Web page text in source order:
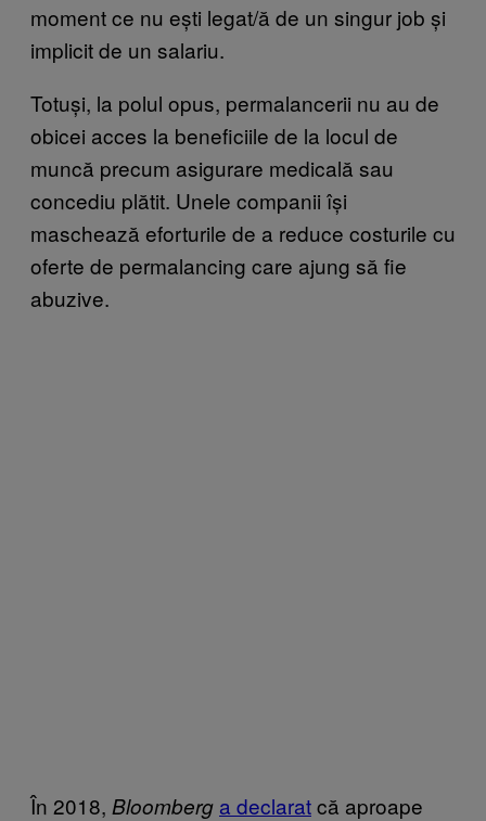
moment ce nu ești legat/ă de un singur job și
implicit de un salariu.
Totuși, la polul opus, permalancerii nu au de
obicei acces la beneficiile de la locul de
muncă precum asigurare medicală sau
concediu plătit. Unele companii își
maschează eforturile de a reduce costurile cu
oferte de permalancing care ajung să fie
abuzive.
În 2018, Bloomberg a declaratcă aproape